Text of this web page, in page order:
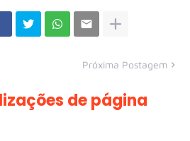
Próxima Postagem
de página